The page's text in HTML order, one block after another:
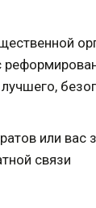
или
связи